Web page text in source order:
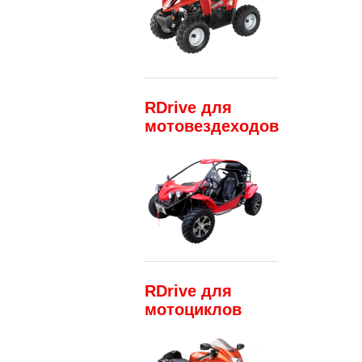
RDrive для
мотовездеходов
RDrive для
мотоциклов